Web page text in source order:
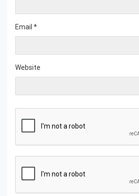
Email *
Website